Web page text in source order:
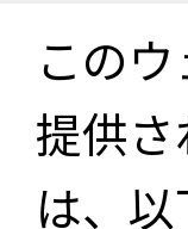
この
提供
は、